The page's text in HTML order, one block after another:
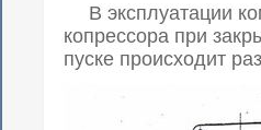
В эксплуатации
копрессора при
пуске происходит